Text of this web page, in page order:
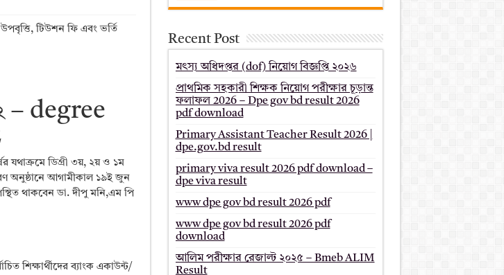
Board
টিউশন ফি এবং ভর্তি
– degree
যথাক্রমে ডিগ্রী ৩য়, ২য় ও ১ম
অনুষ্ঠানে আগামীকাল ১৯ই জুন
থাকবেন ডা. দীপু মনি,এম পি
শিক্ষার্থীদের ব্যাংক একাউন্ট/
Recent Post
মৎস্য অধিদপ্তর (dof) নিয়োগ বিজ্ঞপ্তি ২০২৬
প্রাথমিক সহকারী শিক্ষক নিয়োগ পরীক্ষার চূড়ান্ত
ফলাফল 2026 – Dpe gov bd result 2026
pdf download
Primary Assistant Teacher Result 2026 |
dpe.gov.bd result
primary viva result 2026 pdf download –
dpe viva result
www dpe gov bd result 2026 pdf
www dpe gov bd result 2026 pdf
download
আলিম পরীক্ষার রেজাল্ট ২০২৫ – Bmeb ALIM
Result